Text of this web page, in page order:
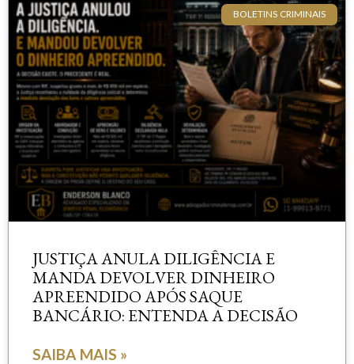
BOLETINS CRIMINAIS
JUSTIÇA ANULA DILIGÊNCIA E
MANDA DEVOLVER DINHEIRO
APREENDIDO APÓS SAQUE
BANCÁRIO: ENTENDA A DECISÃO
SAIBA MAIS »